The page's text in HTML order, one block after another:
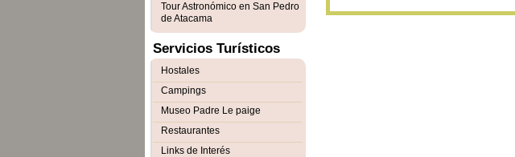
Tour Astronómico en San Pedro
de Atacama
Servicios Turísticos
Hostales
Campings
Museo Padre Le paige
Restaurantes
Links de Interés